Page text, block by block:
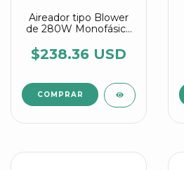
Aireador tipo Blower
de 280W Monofásico
7AV15
$238.36 USD